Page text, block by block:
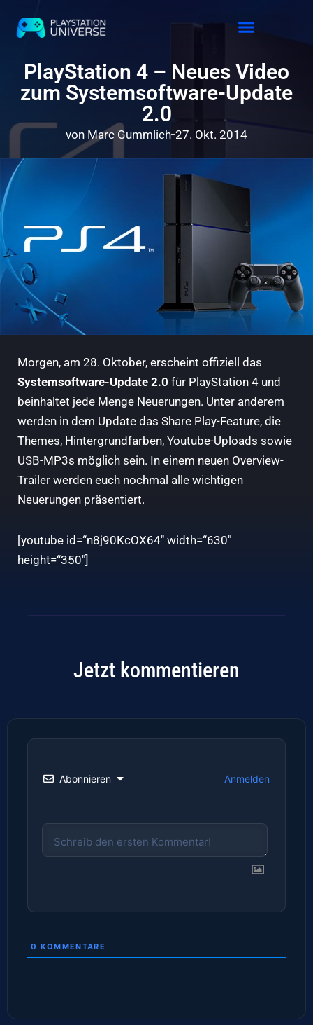
PlayStation 4 – Neues Video
zum Systemsoftware-Update
2.0
von Marc Gummlich 27. Okt. 2014
Morgen, am 28. Oktober, erscheint offiziell das
Systemsoftware-Update 2.0 für PlayStation 4 und
beinhaltet jede Menge Neuerungen. Unter anderem
werden in dem Update das Share Play-Feature, die
Themes, Hintergrundfarben, Youtube-Uploads sowie
USB-MP3s möglich sein. In einem neuen Overview-
Trailer werden euch nochmal alle wichtigen
Neuerungen präsentiert.
[youtube id=“n8j90KcOX64″ width=“630″
height=“350″]
Jetzt kommentieren
Abonnieren Anmelden
0 KOMMENTARE